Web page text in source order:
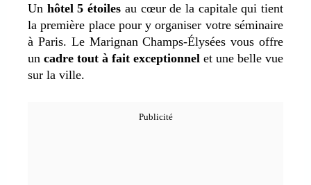
Un hôtel 5 étoiles au cœur de la capitale qui tient
la première place pour y organiser votre séminaire
à Paris. Le Marignan Champs-Élysées vous offre
un cadre tout à fait exceptionnel et une belle vue
sur la ville.